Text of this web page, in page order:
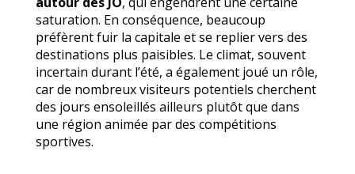
saturation. En conséquence, beaucoup
préfèrent fuir la capitale et se replier vers des
destinations plus paisibles. Le climat, souvent
incertain durant l’été, a également joué un rôle,
car de nombreux visiteurs potentiels cherchent
des jours ensoleillés ailleurs plutôt que dans
une région animée par des compétitions
sportives.